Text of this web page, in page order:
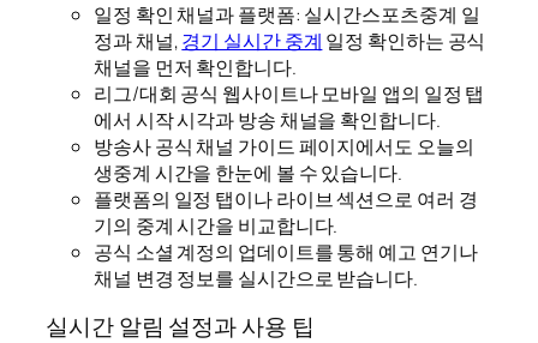
일정 확인 채널과 플랫폼: 실시간스포츠중계 일
정과 채널,경기 실시간 중계 일정 확인하는 공식
채널을 먼저 확인합니다.
리그/대회 공식 웹사이트나 모바일 앱의 일정 탭
에서 시작 시각과 방송 채널을 확인합니다.
방송사 공식 채널 가이드 페이지에서도 오늘의
생중계 시간을 한눈에 볼 수 있습니다.
플랫폼의 일정 탭이나 라이브 섹션으로 여러 경
기의 중계 시간을 비교합니다.
공식 소셜 계정의 업데이트를 통해 예고 연기나
채널 변경 정보를 실시간으로 받습니다.
실시간 알림 설정과 사용 팁